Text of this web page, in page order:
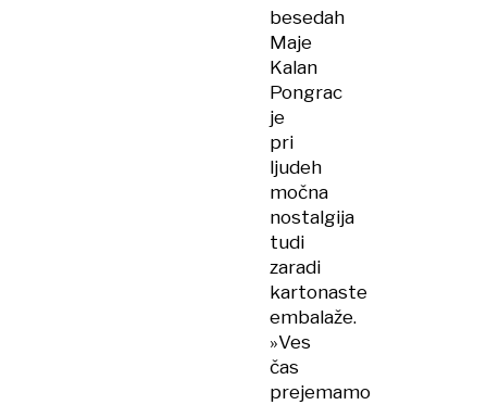
besedah
Maje
Kalan
Pongrac
je
pri
ljudeh
močna
nostalgija
tudi
zaradi
kartonaste
embalaže.
»Ves
čas
prejemamo